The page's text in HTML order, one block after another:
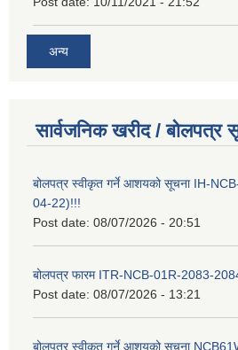
अन्य
सार्वजनिक खरीद / बोलपत्र
बोलपत्र स्वीकृत गर्ने आशयको सूचना IH-
04-22)!!!
Post date: 08/07/2026 - 20:51
बोलपत्र फारम ITR-NCB-01R-2083-
Post date: 08/07/2026 - 13:21
बोलपत्र स्वीकृत गर्ने आशयको सूचना